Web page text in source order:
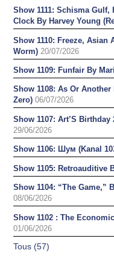
Show 1111: Schisma
Clock By Harvey Young
Show 1110: Freeze, Asian
Worm) 20/07/2026
Show 1109: Funfair By
Show 1108: As Or
Zero) 06/07/2026
Show 1107: Art’S
29/06/2026
Show 1106: Шум (Kanal
Show 1105: Retroauditive
Show 1104: “The Game,”
08/06/2026
Show 1102 : The
01/06/2026
Tous (57)